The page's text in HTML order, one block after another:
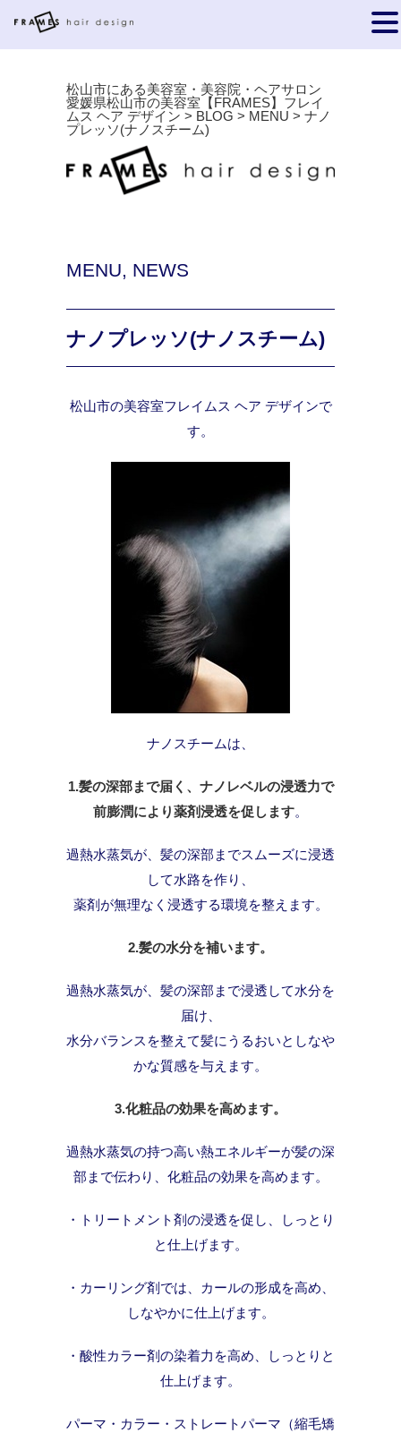
松山市にある美容室・美容院・ヘアサロン
愛媛県松山市の美容室【FRAMES】フレイ
ムス ヘア デザイン > BLOG > MENU > ナノ
プレッソ(ナノスチーム)
MENU, NEWS
ナノプレッソ(ナノスチーム)
松山市の美容室フレイムス ヘア デザインで
す。
ナノスチームは、
1.髪の深部まで届く、ナノレベルの浸透力で
前膨潤により薬剤浸透を促します。
過熱水蒸気が、髪の深部までスムーズに浸透
して水路を作り、
薬剤が無理なく浸透する環境を整えます。
2.髪の水分を補います。
過熱水蒸気が、髪の深部まで浸透して水分を
届け、
水分バランスを整えて髪にうるおいとしなや
かな質感を与えます。
3.化粧品の効果を高めます。
過熱水蒸気の持つ高い熱エネルギーが髪の深
部まで伝わり、化粧品の効果を高めます。
・トリートメント剤の浸透を促し、しっとり
と仕上げます。
・カーリング剤では、カールの形成を高め、
しなやかに仕上げます。
・酸性カラー剤の染着力を高め、しっとりと
仕上げます。
パーマ・カラー・ストレートパーマ（縮毛矯